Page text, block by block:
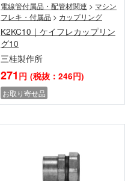
電線管付属品・配管材関連 > マシン
フレキ・付属品 > カップリング
K2KC10｜ケイフレカップリン
グ10
三桂製作所
271 円 (税抜：246円)
お取り寄せ品